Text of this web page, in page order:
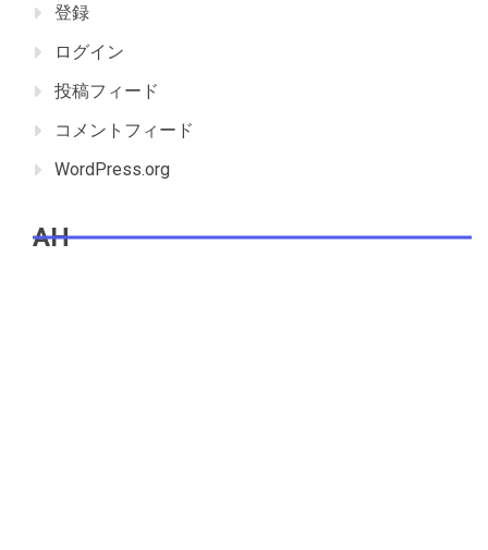
登録
ログイン
投稿フィード
コメントフィード
WordPress.org
AH